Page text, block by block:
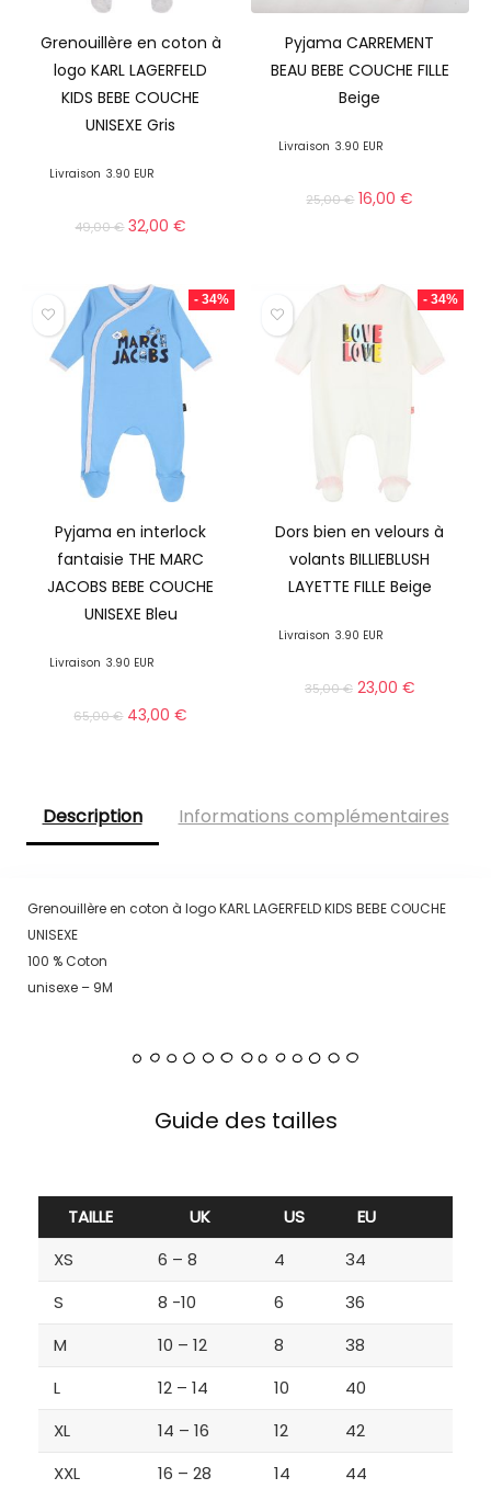
Grenouillère en coton à
logo KARL LAGERFELD
KIDS BEBE COUCHE
UNISEXE Gris
Livraison 3.90 EUR
49,00€ 32,00€
Pyjama CARREMENT
BEAU BEBE COUCHE FILLE
Beige
Livraison 3.90 EUR
25,00€ 16,00€
- 34%
Pyjama en interlock
fantaisie THE MARC
JACOBS BEBE COUCHE
UNISEXE Bleu
Livraison 3.90 EUR
65,00€ 43,00€
- 34%
Dors bien en velours à
volants BILLIEBLUSH
LAYETTE FILLE Beige
Livraison 3.90 EUR
35,00€ 23,00 €
Description Informations complémentaires
Grenouillère en coton à logo KARL LAGERFELD KIDS BEBE COUCHE
UNISEXE
100 % Coton
unisexe – 9M
Guide des tailles
TAILLE UK US
EU
XS
6 – 8 4
34
S
8 -10 6
36
M
10 – 12 8
38
L
12 – 14 10
40
XL
14 – 16 12
42
XXL
16 – 28 14 44